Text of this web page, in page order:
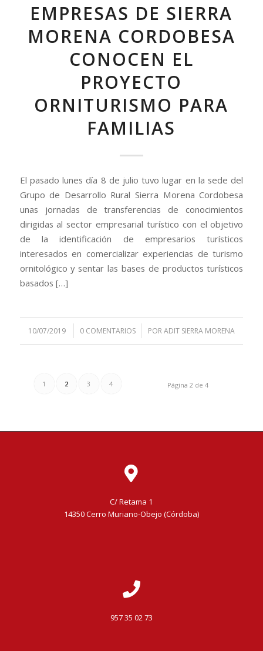
EMPRESAS DE SIERRA
MORENA CORDOBESA
CONOCEN EL
PROYECTO
ORNITURISMO PARA
FAMILIAS
El pasado lunes día 8 de julio tuvo lugar en la sede del
Grupo de Desarrollo Rural Sierra Morena Cordobesa
unas jornadas de transferencias de conocimientos
dirigidas al sector empresarial turístico con el objetivo
de la identificación de empresarios turísticos
interesados en comercializar experiencias de turismo
ornitológico y sentar las bases de productos turísticos
basados […]
10/07/2019
/ 0 COMENTARIOS
/ PORADIT SIERRA MORENA
Página 2 de 4
1 2 3 4
C/ Retama 1
14350 Cerro Muriano-Obejo (Córdoba)
957 35 02 73